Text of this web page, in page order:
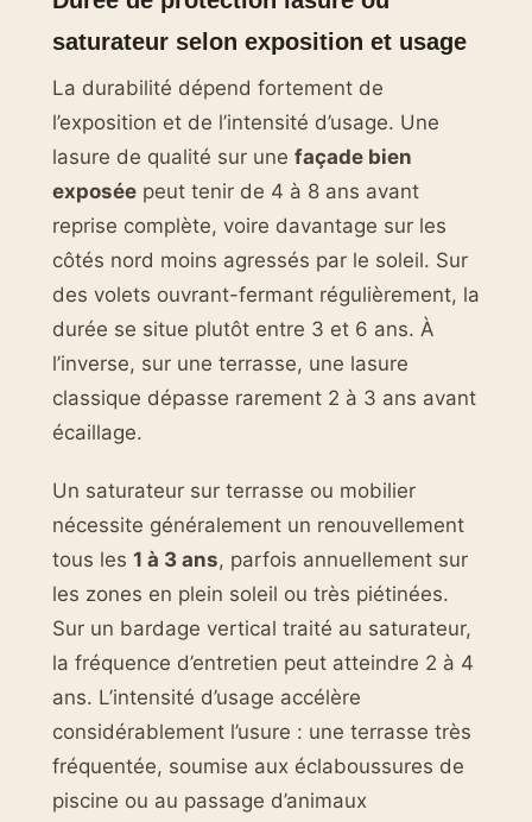
saturateur selon exposition et usage
La durabilité dépend fortement de
l’exposition et de l’intensité d’usage. Une
lasure de qualité sur une façade bien
exposée peut tenir de 4 à 8 ans avant
reprise complète, voire davantage sur les
côtés nord moins agressés par le soleil. Sur
des volets ouvrant-fermant régulièrement, la
durée se situe plutôt entre 3 et 6 ans. À
l’inverse, sur une terrasse, une lasure
classique dépasse rarement 2 à 3 ans avant
écaillage.
Un saturateur sur terrasse ou mobilier
nécessite généralement un renouvellement
tous les 1 à 3 ans, parfois annuellement sur
les zones en plein soleil ou très piétinées.
Sur un bardage vertical traité au saturateur,
la fréquence d’entretien peut atteindre 2 à 4
ans. L’intensité d’usage accélère
considérablement l’usure : une terrasse très
fréquentée, soumise aux éclaboussures de
piscine ou au passage d’animaux